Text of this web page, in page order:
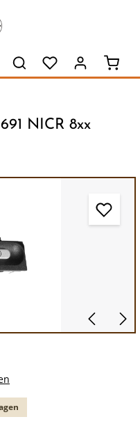
NICR 8xx